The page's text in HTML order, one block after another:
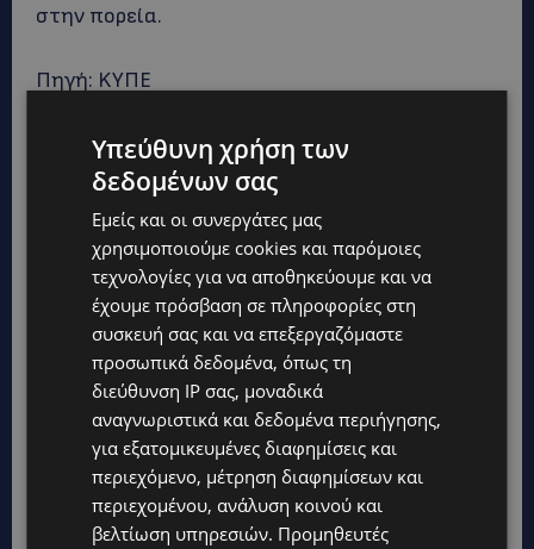
στην πορεία.
Πηγή: KYΠΕ
Υπεύθυνη χρήση των
δεδομένων σας
Εμείς και οι συνεργάτες μας
χρησιμοποιούμε cookies και παρόμοιες
τεχνολογίες για να αποθηκεύουμε και να
έχουμε πρόσβαση σε πληροφορίες στη
συσκευή σας και να επεξεργαζόμαστε
προσωπικά δεδομένα, όπως τη
διεύθυνση IP σας, μοναδικά
αναγνωριστικά και δεδομένα περιήγησης,
για εξατομικευμένες διαφημίσεις και
περιεχόμενο, μέτρηση διαφημίσεων και
περιεχομένου, ανάλυση κοινού και
βελτίωση υπηρεσιών. Προμηθευτές